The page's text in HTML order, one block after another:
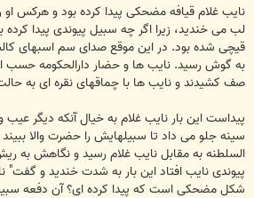
نایب غلام قیافه مضحکی پیدا کرده بود و هرکس او
لب می خندید، زیرا اگر چه سبیل پیوندی پیدا
قیچی شده بود. در این موقع صدای سم اسبهای
به گوش رسید. نایب ها و حضار دارالحکومه حسب
صف کشیدند و نایب ها با چماقهای نقره ای به حالت
پیداست این بار نایب غلام به خیال آنکه دیگر
سینه جلو می داد تا سبیلهایش را حضرت والا
السلطنه به مقابل نایب غلام رسید و نگاهش به
پیوندی نایب افتاد این بار به شدت خندید و
شکل مضحکی است که پیدا کرده ای؟ آن دفعه